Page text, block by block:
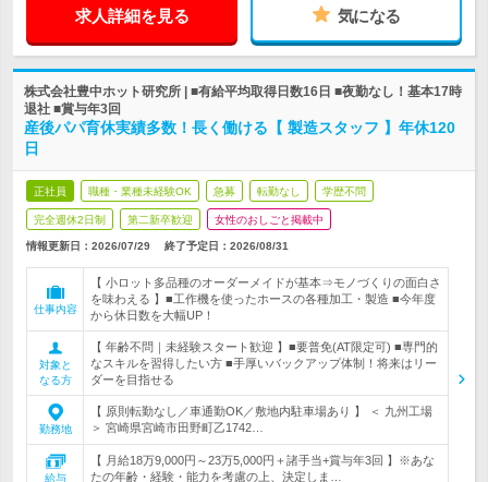
求人詳細を見る 気になる
株式会社豊中ホット研究所 | ■有給平均取得日数16日 ■夜勤なし！基本17時
退社 ■賞与年3回
産後パパ育休実績多数！長く働ける【 製造スタッフ 】年休120
日
正社員 職種・業種未経験OK 急募 転勤なし 学歴不問
完全週休2日制 第二新卒歓迎 女性のおしごと掲載中
情報更新日：2026/07/29 終了予定日： 2026/08/31
仕事内容
【 小ロット多品種のオーダーメイドが基本⇒モノづくりの面白さ
を味わえる 】■工作機を使ったホースの各種加工・製造 ■今年度
から休日数を大幅UP！
対象と
なる方
【 年齢不問｜未経験スタート歓迎 】■要普免(AT限定可) ■専門的
なスキルを習得したい方 ■手厚いバックアップ体制！将来はリー
ダーを目指せる
勤務地
【 原則転勤なし／車通勤OK／敷地内駐車場あり 】 ＜ 九州工場
＞ 宮崎県宮崎市田野町乙1742…
給与
【 月給18万9,000円～23万5,000円＋諸手当+賞与年3回 】※あな
たの年齢・経験・能力を考慮の上、決定しま…